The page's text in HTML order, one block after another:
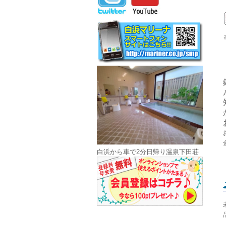
白浜から車で2分日帰り温泉下田荘